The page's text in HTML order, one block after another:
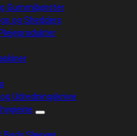
Gummibørster
og Shedders
Udredningsknive